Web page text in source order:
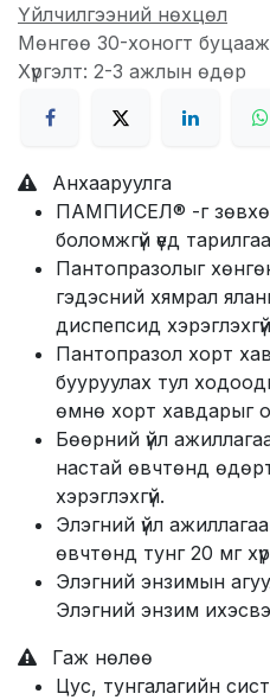
Үйлчилгээний нөхцөл
Мөнгөө 30-хоногт буцааж
Хүргэлт: 2-3 ажлын өдөр
Анхааруулга
ПАМПИСЕЛ® -г
боломжгүй үед
Пантопразолыг
гэдэсний хямрал
диспепсид
Пантопразол хорт
бууруулах тул
өмнө хорт хавдарыг
Бөөрний үйл
настай өвчтөнд өдөрт
хэрэглэхгүй.
Элэгний үйл
өвчтөнд тунг 20 мг
Элэгний энзимын
Элэгний энзим
Гаж нөлөө
Цус, тунгалагийн